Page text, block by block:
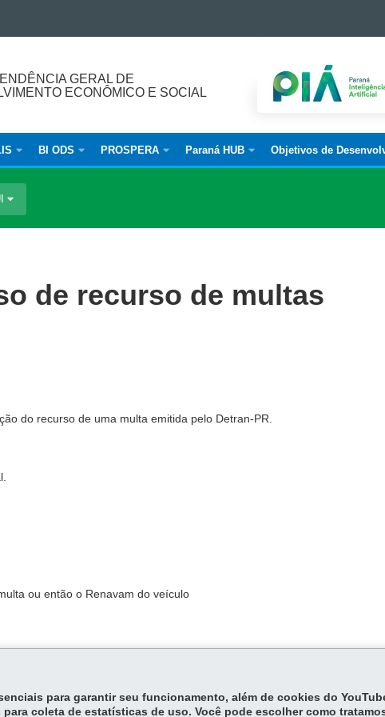
GERAL DE
ECONÔMICO E SOCIAL
BI ODS PROSPERA Paraná HUB Objetivos de
de recurso de multas
do recurso de uma multa emitida pelo Detran-PR.
ou então o Renavam do veículo
para garantir seu funcionamento, além de cookies do
coleta de estatísticas de uso. Você pode escolher como